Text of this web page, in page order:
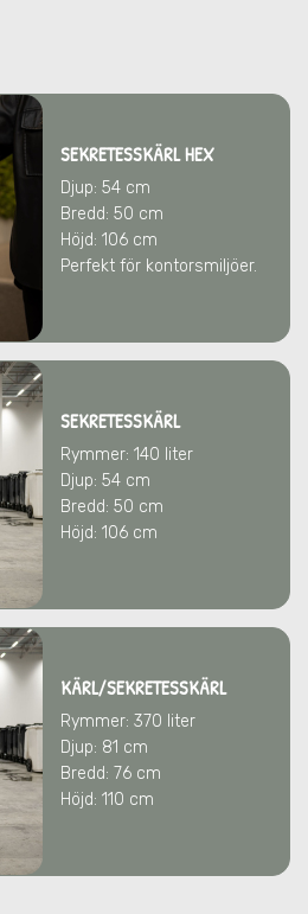
SEKRETESSKÄRL HEX
Djup: 54 cm
Bredd: 50 cm
Höjd: 106 cm
Perfekt för kontorsmiljöer.
SEKRETESSKÄRL
Rymmer: 140 liter
Djup: 54 cm
Bredd: 50 cm
Höjd: 106 cm
KÄRL/SEKRETESSKÄRL
Rymmer: 370 liter
Djup: 81 cm
Bredd: 76 cm
Höjd: 110 cm